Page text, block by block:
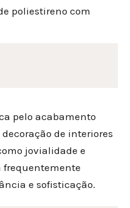
poliestireno com
pelo acabamento
de interiores
jovialidade e
frequentemente
e sofisticação.